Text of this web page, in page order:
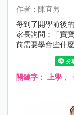
作者：陳宜男
每到了開學前後
家長詢問：「寶
前需要學會些什
強一點再去呢？」
關鍵字： 上學 、